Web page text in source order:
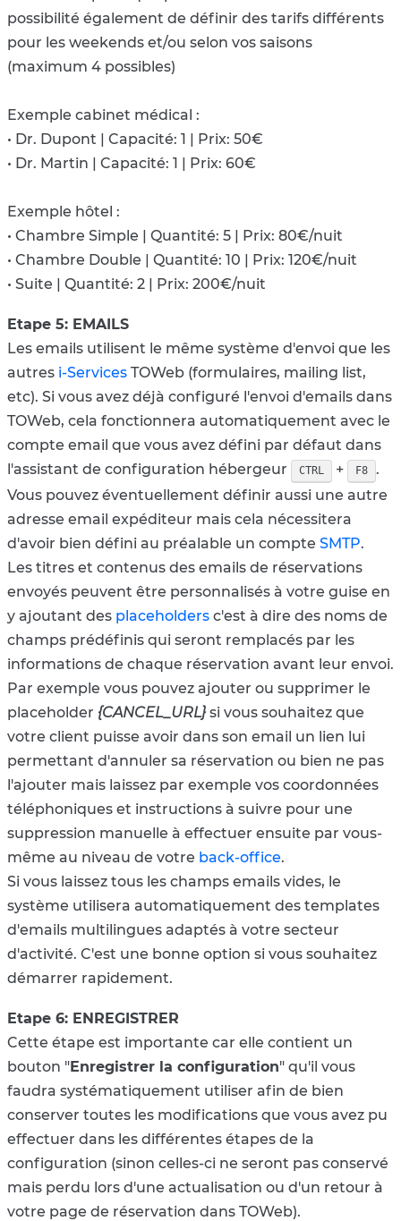
possibilité également de définir des tarifs différents
pour les weekends et/ou selon vos saisons
(maximum 4 possibles)
Exemple cabinet médical :
• Dr. Dupont | Capacité: 1 | Prix: 50€
• Dr. Martin | Capacité: 1 | Prix: 60€
Exemple hôtel :
• Chambre Simple | Quantité: 5 | Prix: 80€/nuit
• Chambre Double | Quantité: 10 | Prix: 120€/nuit
• Suite | Quantité: 2 | Prix: 200€/nuit
Etape 5: EMAILS
Les emails utilisent le même système d'envoi que les
autres i-Services TOWeb (formulaires, mailing list,
etc). Si vous avez déjà configuré l'envoi d'emails dans
TOWeb, cela fonctionnera automatiquement avec le
compte email que vous avez défini par défaut dans
l'assistant de configuration hébergeur
CTRL + F8
.
Vous pouvez éventuellement définir aussi une autre
adresse email expéditeur mais cela nécessitera
d'avoir bien défini au préalable un compte SMTP.
Les titres et contenus des emails de réservations
envoyés peuvent être personnalisés à votre guise en
y ajoutant des placeholders c'est à dire des noms de
champs prédéfinis qui seront remplacés par les
informations de chaque réservation avant leur envoi.
Par exemple vous pouvez ajouter ou supprimer le
placeholder {CANCEL_URL} si vous souhaitez que
votre client puisse avoir dans son email un lien lui
permettant d'annuler sa réservation ou bien ne pas
l'ajouter mais laissez par exemple vos coordonnées
téléphoniques et instructions à suivre pour une
suppression manuelle à effectuer ensuite par vous-
même au niveau de votre back-office.
Si vous laissez tous les champs emails vides, le
système utilisera automatiquement des templates
d'emails multilingues adaptés à votre secteur
d'activité. C'est une bonne option si vous souhaitez
démarrer rapidement.
Etape 6: ENREGISTRER
Cette étape est importante car elle contient un
bouton "Enregistrer la configuration" qu'il vous
faudra systématiquement utiliser afin de bien
conserver toutes les modifications que vous avez pu
effectuer dans les différentes étapes de la
configuration (sinon celles-ci ne seront pas conservé
mais perdu lors d'une actualisation ou d'un retour à
votre page de réservation dans TOWeb).